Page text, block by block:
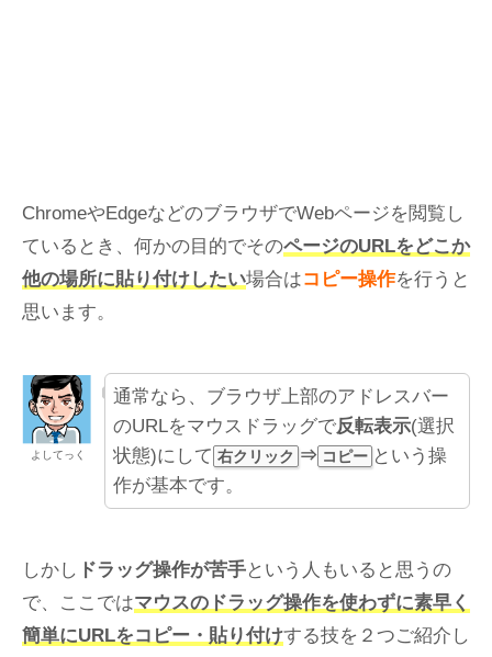
ChromeやEdgeなどのブラウザでWebページを閲覧し
ているとき、何かの目的でそのページのURLをどこか
他の場所に貼り付けしたい場合はコピー操作を行うと
思います。
よしてっく
通常なら、ブラウザ上部のアドレスバー
のURLをマウスドラッグで反転表示(選択
状態)にして 右クリック ⇒ コピー という操
作が基本です。
しかし ドラッグ操作が苦手という人もいると思うの
で、ここではマウスのドラッグ操作を使わずに素早く
簡単にURLをコピー・貼り付けする技を２つご紹介し